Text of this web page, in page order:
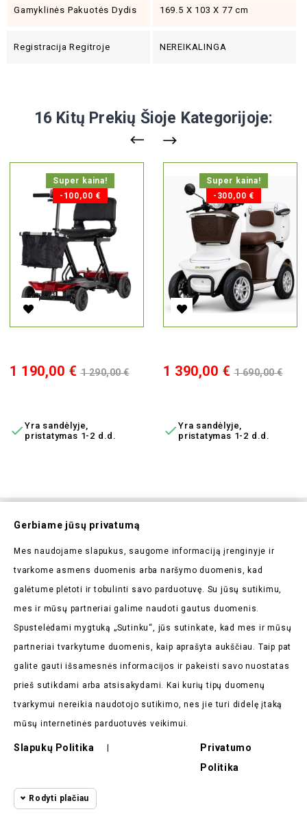
Gamyklinės Pakuotės Dydis 169.5 X 103 X 77 cm
Registracija Regitroje NEREIKALINGA
16 Kitų Prekių Šioje Kategorijoje:
Super kaina!
-100,00 €
Kaina
1 190,00 € Bazinė
kaina
1 290,00 €
 Yra sandėlyje,
pristatymas 1-2 d.d.
Super kaina!
-300,00 €
Kaina
1 390,00 € Bazinė
kaina
1 690,00 €
 Yra sandėlyje,
pristatymas 1-2 d.d.
Prenumeruokite Mūsų
Naujienlaiškį
Pirmieji sužinokite apie mūsų naujienas bei taikomas
Parduotuvės Informacija
Prekės
Gerbiame jūsų privatumą
Mes naudojame slapukus, saugome informaciją įrenginyje ir
tvarkome asmens duomenis arba naršymo duomenis, kad
galėtume plėtoti ir tobulinti savo parduotuvę. Su jūsų sutikimu,
mes ir mūsų partneriai galime naudoti gautus duomenis.
Spustelėdami mygtuką „Sutinku“, jūs sutinkate, kad mes ir mūsų
partneriai tvarkytume duomenis, kaip aprašyta aukščiau. Taip pat
galite gauti išsamesnės informacijos ir pakeisti savo nuostatas
prieš sutikdami arba atsisakydami. Kai kurių tipų duomenų
tvarkymui nereikia naudotojo sutikimo, nes jie turi didelę įtaką
mūsų internetinės parduotuvės veikimui.
Slapukų Politika
Privatumo
Politika
Rodyti plačiau